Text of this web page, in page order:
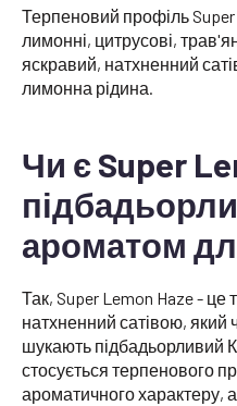
Терпеновий профіль Super
лимонні, цитрусові,
яскравий, натхненний
лимонна рідина.
Чи є Super
ароматом
Так, Super Lemon Haze -
натхненний сатівою, який
шукають підбадьорливий
стосується терпенового
ароматичного характеру,